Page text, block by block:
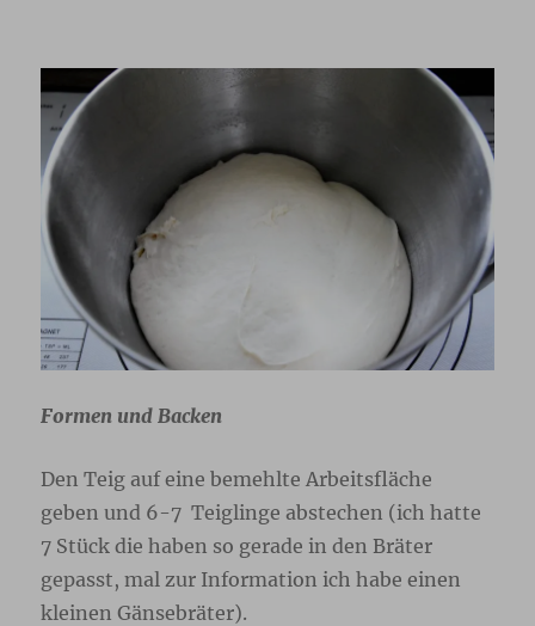
Formen und Backen
Den Teig auf eine bemehlte Arbeitsfläche
geben und 6-7 Teiglinge abstechen (ich hatte
7 Stück die haben so gerade in den Bräter
gepasst, mal zur Information ich habe einen
kleinen Gänsebräter).